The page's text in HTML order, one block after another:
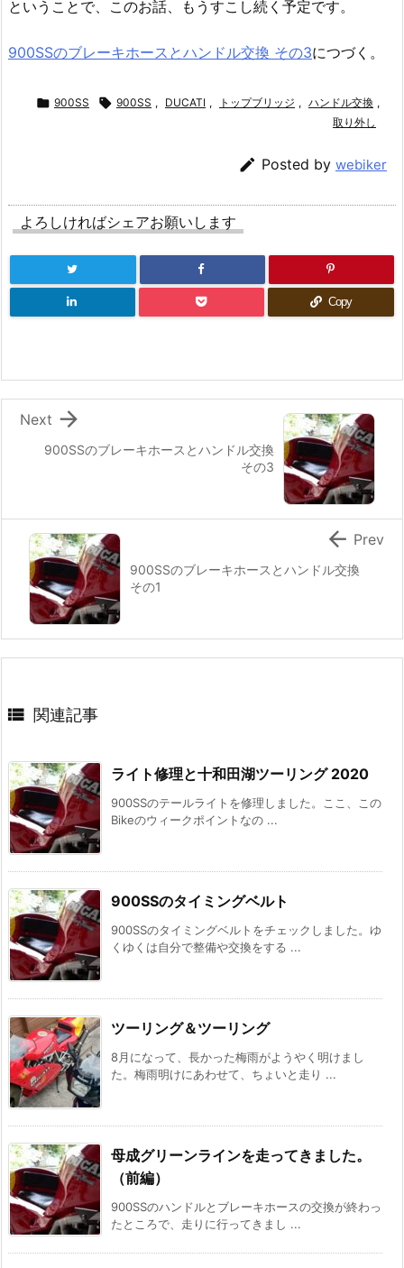
ということで、このお話、もうすこし続く予定です。
900SSのブレーキホースとハンドル交換 その3につづく。
 900SS  900SS , DUCATI , トップブリッジ , ハンドル交換 ,
取り外し
 Posted by webiker
よろしければシェアお願いします
Copy
900SSのブレーキホースとハンドル交換
その3

Next
900SSのブレーキホースとハンドル交換
その1
 Prev
 関連記事
ライト修理と十和田湖ツーリング 2020
900SSのテールライトを修理しました。ここ、この
Bikeのウィークポイントなの ...
900SSのタイミングベルト
900SSのタイミングベルトをチェックしました。ゆ
くゆくは自分で整備や交換をする ...
ツーリング＆ツーリング
8月になって、長かった梅雨がようやく明けまし
た。梅雨明けにあわせて、ちょいと走り ...
母成グリーンラインを走ってきました。
（前編）
900SSのハンドルとブレーキホースの交換が終わっ
たところで、走りに行ってきまし ...